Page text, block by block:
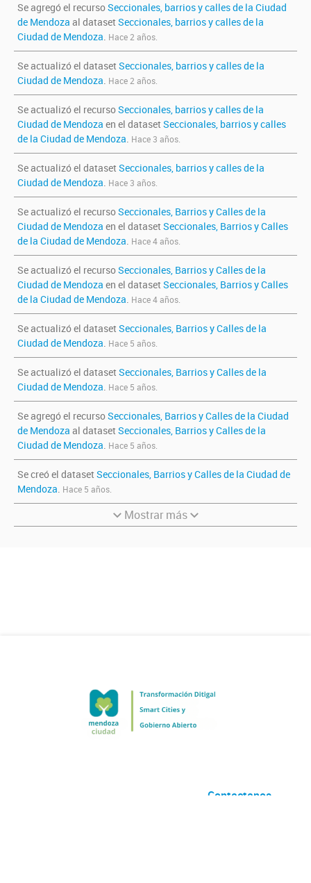
Se agregó el recursoSeccionales, barrios y calles de la Ciudad
de Mendoza al dataset Seccionales, barrios y calles de la
Ciudad de Mendoza. Hace 2 años.
Se actualizó el dataset Seccionales, barrios y calles de la
Ciudad de Mendoza. Hace 2 años.
Se actualizó el recursoSeccionales, barrios y calles de la
Ciudad de Mendoza en el dataset Seccionales, barrios y calles
de la Ciudad de Mendoza. Hace 3 años.
Se actualizó el dataset Seccionales, barrios y calles de la
Ciudad de Mendoza. Hace 3 años.
Se actualizó el recursoSeccionales, Barrios y Calles de la
Ciudad de Mendoza en el dataset Seccionales, Barrios y Calles
de la Ciudad de Mendoza. Hace 4 años.
Se actualizó el recursoSeccionales, Barrios y Calles de la
Ciudad de Mendoza en el dataset Seccionales, Barrios y Calles
de la Ciudad de Mendoza. Hace 4 años.
Se actualizó el dataset Seccionales, Barrios y Calles de la
Ciudad de Mendoza. Hace 5 años.
Se actualizó el dataset Seccionales, Barrios y Calles de la
Ciudad de Mendoza. Hace 5 años.
Se agregó el recursoSeccionales, Barrios y Calles de la Ciudad
de Mendoza al dataset Seccionales, Barrios y Calles de la
Ciudad de Mendoza. Hace 5 años.
Se creó el dataset Seccionales, Barrios y Calles de la Ciudad de
Mendoza. Hace 5 años.
Mostrar más
Contactanos